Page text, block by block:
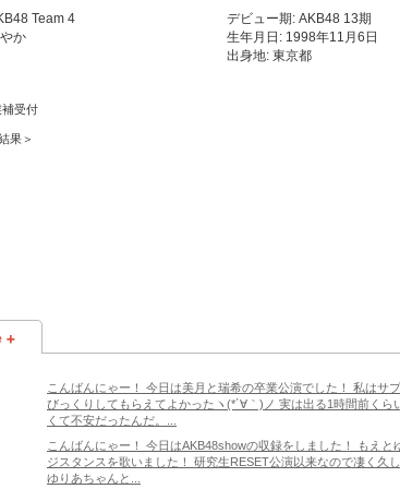
Team 4
デビュー期: AKB48 13期
か
生年月日: 1998年11月6日
出身地: 東京都
受付
果＞
こんばんにゃー！ 今日は美月と瑞希の卒業公演でした！ 私はサ
びっくりしてもらえてよかったヽ(*´∀｀)ノ 実は出る1時間前くら
くて不安だったんだ。...
こんばんにゃー！ 今日はAKB48showの収録をしました！ もえと
ジスタンスを歌いました！ 研究生RESET公演以来なので凄く久
ゆりあちゃんと...